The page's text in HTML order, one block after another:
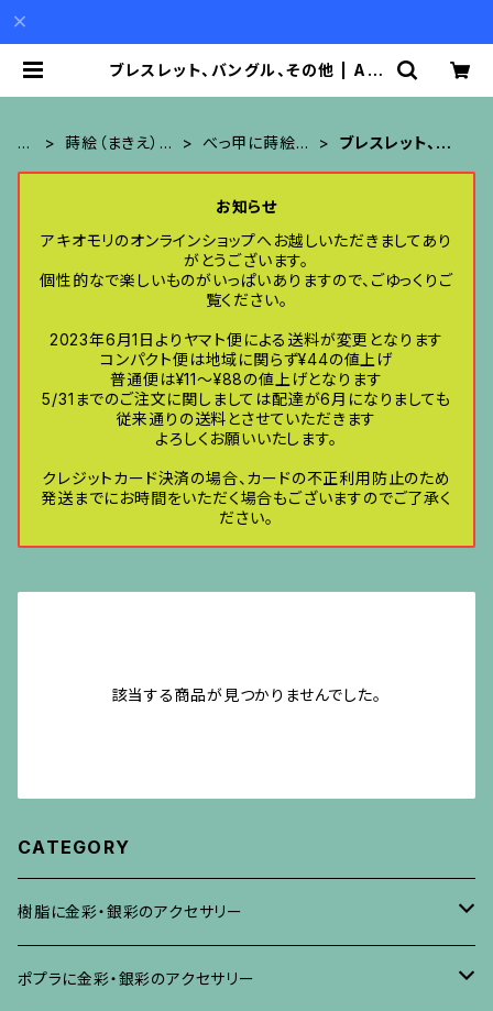
ブレスレット、バングル、その他 | Aki
H
蒔絵（まきえ）の
べっ甲に蒔絵の
ブレスレット、バ
お知らせ
アキオモリのオンラインショップへお越しいただきましてあり
がとうございます。
個性的なで楽しいものがいっぱいありますので、ごゆっくりご
覧ください。
2023年6月1日よりヤマト便による送料が変更となります
コンパクト便は地域に関らず¥44の値上げ
普通便は¥11〜¥88の値上げとなります
5/31までのご注文に関しましては配達が6月になりましても
従来通りの送料とさせていただきます
よろしくお願いいたします。
クレジットカード決済の場合、カードの不正利用防止のため
発送までにお時間をいただく場合もございますのでご了承く
ださい。
該当する商品が見つかりませんでした。
CATEGORY
樹脂に金彩・銀彩のアクセサリー
ブローチ
ポプラに金彩・銀彩のアクセサリー